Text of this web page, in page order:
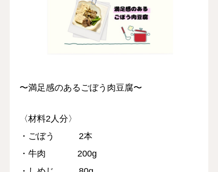
〜満足感のあるごぼう肉豆腐〜
〈材料2人分〉
・ごぼう 2本
・牛肉 200g